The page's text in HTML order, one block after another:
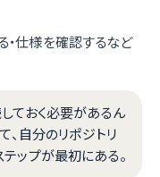
・仕様を確認するなど
ておく必要があるん
、自分のリポジトリ
ップが最初にある。